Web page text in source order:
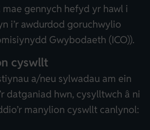
gennych hefyd yr hawl i
i’r awdurdod goruchwylio
Gwybodaeth (ICO)).
cyswllt
a/neu sylwadau am ein
datganiad hwn, cysylltwch â ni
manylion cyswllt canlynol: